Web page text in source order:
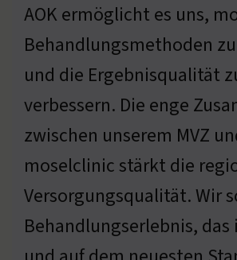
AOK ermöglicht es uns,
Behandlungsmethoden
und die Ergebnisqualität
verbessern. Die enge
zwischen unserem MVZ
moselclinic stärkt die
Versorgungsqualität. Wir
Behandlungserlebnis,